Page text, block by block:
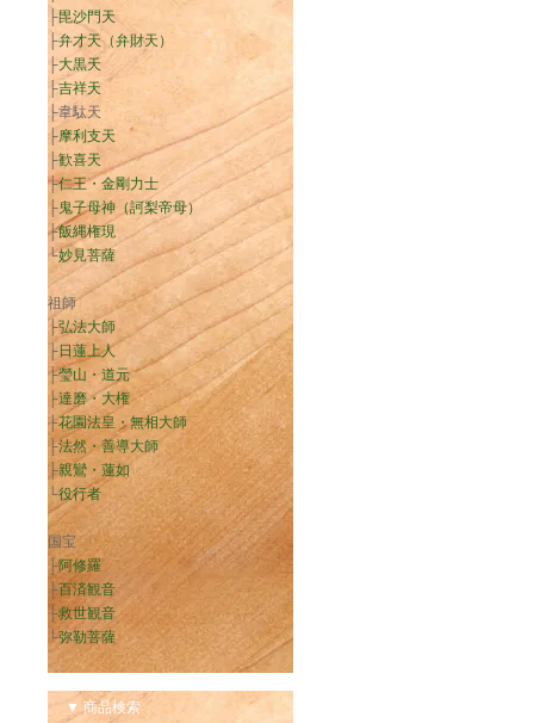
├毘沙門天
├弁才天（弁財天）
├大黒天
├吉祥天
├韋駄天
├摩利支天
├歓喜天
├仁王・金剛力士
├鬼子母神（訶梨帝母）
├飯縄権現
└妙見菩薩
祖師
├弘法大師
├日蓮上人
├瑩山・道元
├達磨・大権
├花園法皇・無相大師
├法然・善導大師
├親鸞・蓮如
└役行者
国宝
├阿修羅
├百済観音
├救世観音
└弥勒菩薩
▼ 商品検索